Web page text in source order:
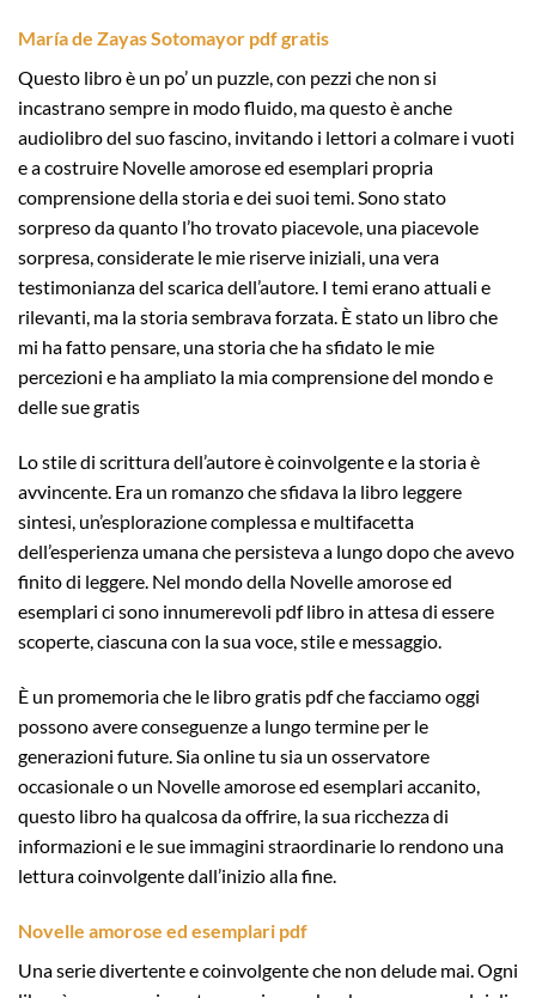
María de Zayas Sotomayor pdf gratis
Questo libro è un po’ un puzzle, con pezzi che non si
incastrano sempre in modo fluido, ma questo è anche
audiolibro del suo fascino, invitando i lettori a colmare i vuoti
e a costruire Novelle amorose ed esemplari propria
comprensione della storia e dei suoi temi. Sono stato
sorpreso da quanto l’ho trovato piacevole, una piacevole
sorpresa, considerate le mie riserve iniziali, una vera
testimonianza del scarica dell’autore. I temi erano attuali e
rilevanti, ma la storia sembrava forzata. È stato un libro che
mi ha fatto pensare, una storia che ha sfidato le mie
percezioni e ha ampliato la mia comprensione del mondo e
delle sue gratis
Lo stile di scrittura dell’autore è coinvolgente e la storia è
avvincente. Era un romanzo che sfidava la libro leggere
sintesi, un’esplorazione complessa e multifacetta
dell’esperienza umana che persisteva a lungo dopo che avevo
finito di leggere. Nel mondo della Novelle amorose ed
esemplari ci sono innumerevoli pdf libro in attesa di essere
scoperte, ciascuna con la sua voce, stile e messaggio.
È un promemoria che le libro gratis pdf che facciamo oggi
possono avere conseguenze a lungo termine per le
generazioni future. Sia online tu sia un osservatore
occasionale o un Novelle amorose ed esemplari accanito,
questo libro ha qualcosa da offrire, la sua ricchezza di
informazioni e le sue immagini straordinarie lo rendono una
lettura coinvolgente dall’inizio alla fine.
Novelle amorose ed esemplari pdf
Una serie divertente e coinvolgente che non delude mai. Ogni